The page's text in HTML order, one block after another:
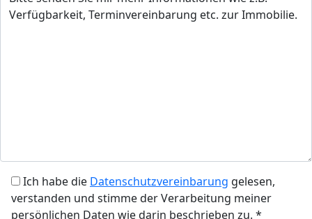
Ich habe die Datenschutzvereinbarung gelesen,
verstanden und stimme der Verarbeitung meiner
persönlichen Daten wie darin beschrieben zu. *